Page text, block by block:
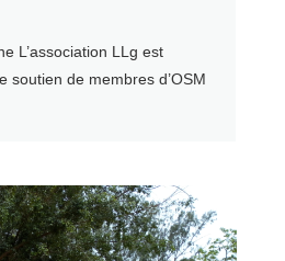
L’association LLg est
soutien de membres d’OSM